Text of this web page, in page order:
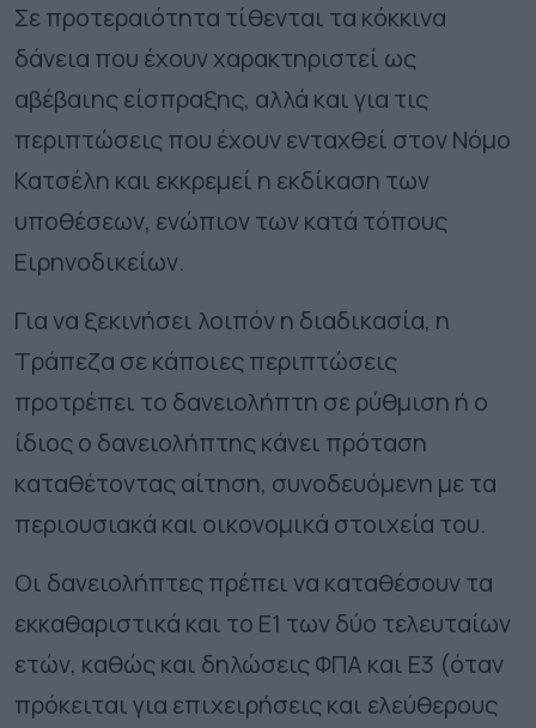
Σε προτεραιότητα τίθενται τα κόκκινα
δάνεια που έχουν χαρακτηριστεί ως
αβέβαιης είσπραξης, αλλά και για τις
περιπτώσεις που έχουν ενταχθεί στον Νόμο
Κατσέλη και εκκρεμεί η εκδίκαση των
υποθέσεων, ενώπιον των κατά τόπους
Ειρηνοδικείων.
Για να ξεκινήσει λοιπόν η διαδικασία, η
Τράπεζα σε κάποιες περιπτώσεις
προτρέπει το δανειολήπτη σε ρύθμιση ή ο
ίδιος ο δανειολήπτης κάνει πρόταση
καταθέτοντας αίτηση, συνοδευόμενη με τα
περιουσιακά και οικονομικά στοιχεία του.
Οι δανειολήπτες πρέπει να καταθέσουν τα
εκκαθαριστικά και το Ε1 των δύο τελευταίων
ετών, καθώς και δηλώσεις ΦΠΑ και Ε3 (όταν
πρόκειται για επιχειρήσεις και ελεύθερους